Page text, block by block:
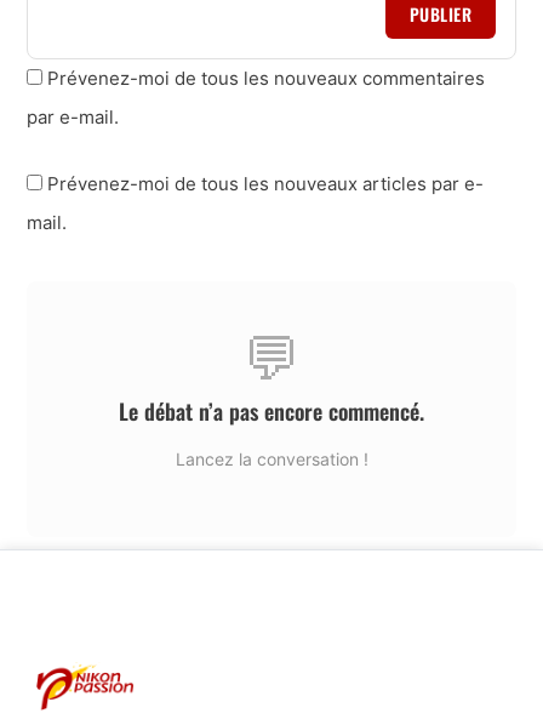
PUBLIER
Prévenez-moi de tous les nouveaux commentaires
par e-mail.
Prévenez-moi de tous les nouveaux articles par e-
mail.
💬
Le débat n’a pas encore commencé.
Lancez la conversation !